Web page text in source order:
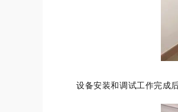
设备安装和调试工作完成